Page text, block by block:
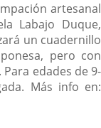
artesanal
Labajo Duque,
un cuadernillo
pero con
edades de 9-
Más info en: